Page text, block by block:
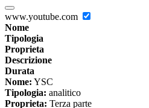
www.youtube.com
Nome
Tipologia
Proprieta
Descrizione
Durata
Nome: YSC
Tipologia: analitico
Proprieta: Terza parte